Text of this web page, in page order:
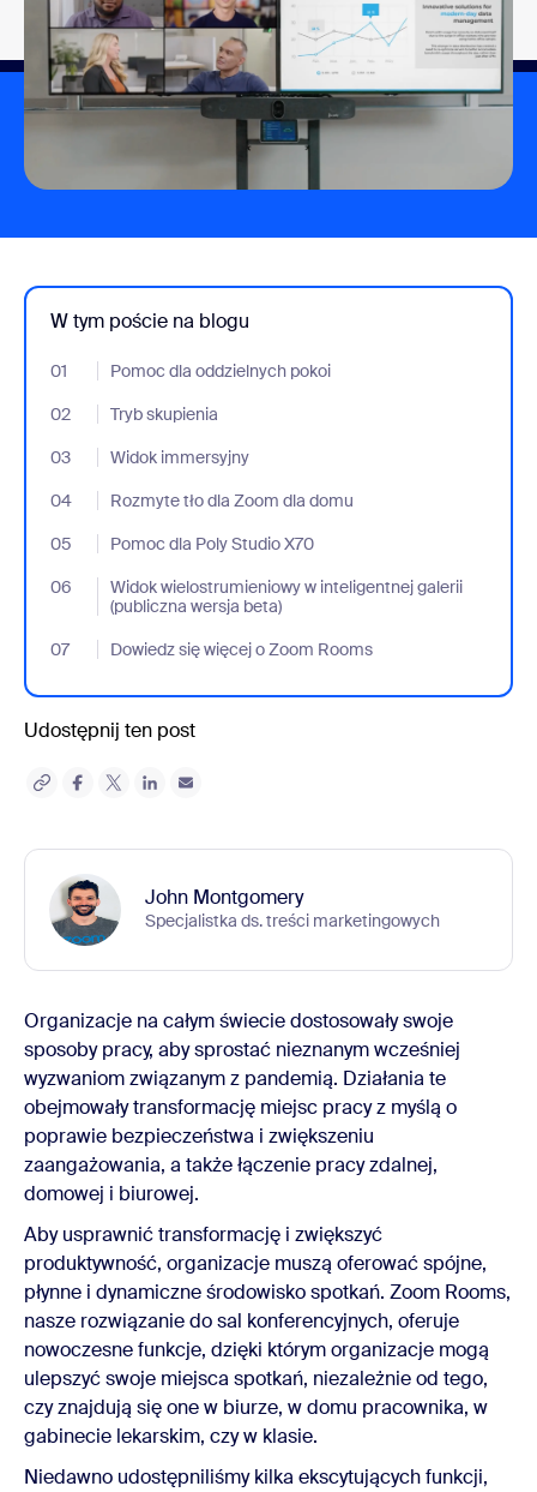
W tym poście na blogu
01 Pomoc dla oddzielnych pokoi
- Jumplink to Pomoc dla oddzielnych pokoi
02
Tryb skupienia
- Jumplink to Tryb skupienia
03
Widok immersyjny
- Jumplink to Widok immersyjny
04
Rozmyte tło dla Zoom dla domu
- Jumplink to Rozmyte tło dla Zoom dla domu
05
Pomoc dla Poly Studio X70
- Jumplink to Pomoc dla Poly Studio X70
06
Widok wielostrumieniowy w inteligentnej galerii
(publiczna wersja beta)
- Jumplink to Widok wielostrumieniowy w inteligentnej galerii
07 Dowiedz się więcej o Zoom Rooms
- Jumplink to Dowiedz się więcej o Zoom Rooms
Udostępnij ten post
John Montgomery
Specjalistka ds. treści marketingowych
Organizacje na całym świecie dostosowały swoje
sposoby pracy, aby sprostać nieznanym wcześniej
wyzwaniom związanym z pandemią. Działania te
obejmowały transformację miejsc pracy z myślą o
poprawie bezpieczeństwa i zwiększeniu
zaangażowania, a także łączenie pracy zdalnej,
domowej i biurowej.
Aby usprawnić transformację i zwiększyć
produktywność, organizacje muszą oferować spójne,
płynne i dynamiczne środowisko spotkań. Zoom Rooms,
nasze rozwiązanie do sal konferencyjnych, oferuje
nowoczesne funkcje, dzięki którym organizacje mogą
ulepszyć swoje miejsca spotkań, niezależnie od tego,
czy znajdują się one w biurze, w domu pracownika, w
gabinecie lekarskim, czy w klasie.
Niedawno udostępniliśmy kilka ekscytujących funkcji,